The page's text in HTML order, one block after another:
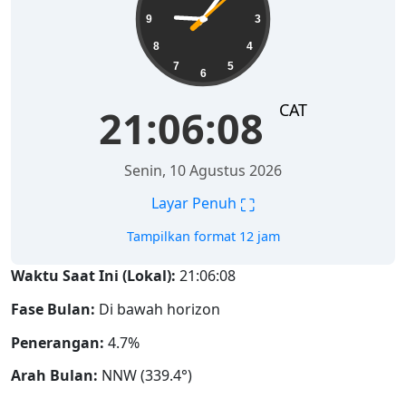
3
4
5
6
7
8
9
21:06:09 CAT
Senin, 10 Agustus 2026
Layar Penuh ⛶
Tampilkan format 12 jam
Waktu Saat Ini (Lokal): 21:06:09
Fase Bulan: Di bawah horizon
Penerangan: 4.7%
Arah Bulan: NNW (339.4°)